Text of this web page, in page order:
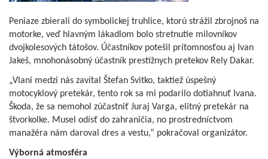
Peniaze zbierali do symbolickej truhlice, ktorú strážil zbrojnoš na
motorke, veď hlavným lákadlom bolo stretnutie milovníkov
dvojkolesových tátošov. Účastníkov potešil prítomnosťou aj Ivan
Jakeš, mnohonásobný účastník prestížnych pretekov Rely Dakar.
„Vlani medzi nás zavítal Štefan Svitko, taktiež úspešný
motocyklový pretekár, tento rok sa mi podarilo dotiahnuť Ivana.
Škoda, že sa nemohol zúčastniť Juraj Varga, elitný pretekár na
štvorkolke. Musel odísť do zahraničia, no prostredníctvom
manažéra nám daroval dres a vestu,“ pokračoval organizátor.
Výborná atmosféra